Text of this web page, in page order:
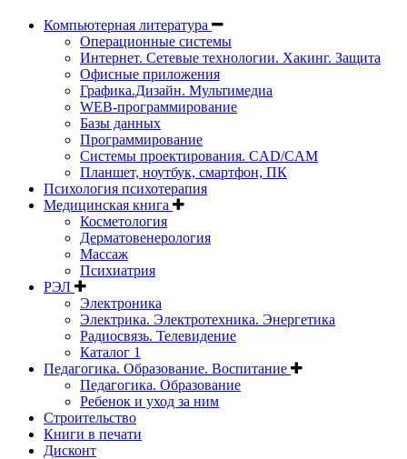
Компьютерная литература
Операционные системы
Интернет. Сетевые технологии. Хакинг. Защита
Офисные приложения
Графика.Дизайн. Мультимедиа
WEB-программирование
Базы данных
Программирование
Системы проектирования. CAD/CAM
Планшет, ноутбук, смартфон, ПК
Психология психотерапия
Медицинская книга
Косметология
Дерматовенерология
Массаж
Психиатрия
РЭЛ
Электроника
Электрика. Электротехника. Энергетика
Радиосвязь. Телевидение
Каталог 1
Педагогика. Образование. Воспитание
Педагогика. Образование
Ребенок и уход за ним
Строительство
Книги в печати
Дисконт